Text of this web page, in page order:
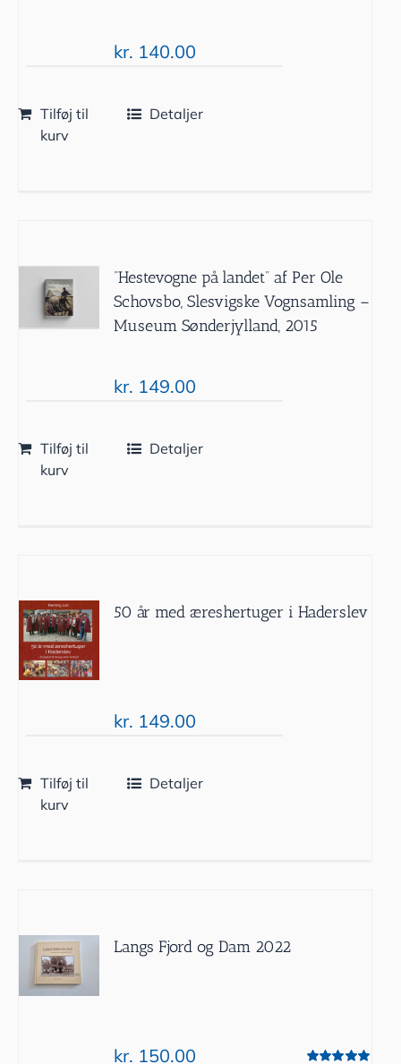
kr. 140.00
Tilføj til
kurv
Detaljer
”Hestevogne på landet” af Per Ole
Schovsbo, Slesvigske Vognsamling –
Museum Sønderjylland, 2015
kr. 149.00
Tilføj til
kurv
Detaljer
50 år med æreshertuger i Haderslev
kr. 149.00
Tilføj til
kurv
Detaljer
Langs Fjord og Dam 2022
kr. 150.00